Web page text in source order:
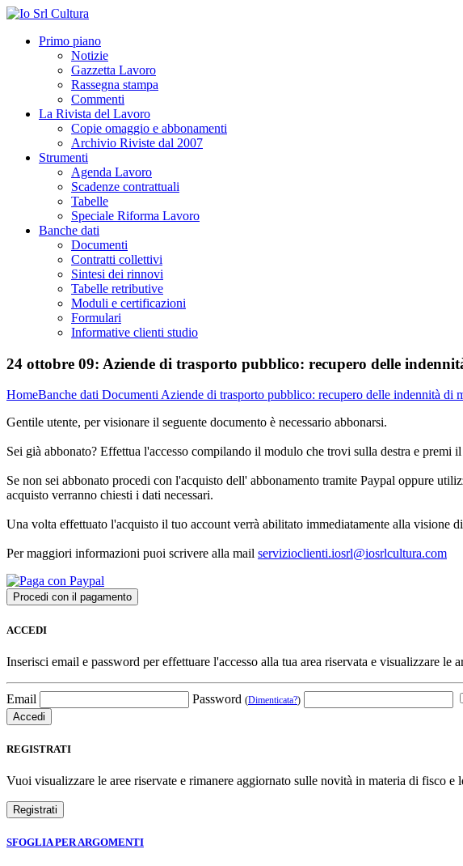
Primo piano
Notizie
Gazzetta Lavoro
Rassegna stampa
Commenti
La Rivista del Lavoro
Copie omaggio e abbonamenti
Archivio Riviste dal 2007
Strumenti
Agenda Lavoro
Scadenze contrattuali
Tabelle
Speciale Riforma Lavoro
Banche dati
Documenti
Contratti collettivi
Sintesi dei rinnovi
Tabelle retributive
Moduli e certificazioni
Formulari
Informative clienti studio
24 ottobre 09: Aziende di trasporto pubblico: recupero delle
HomeBanche dati DocumentiAziende di trasporto pubblico: recupero delle indennità di
Gentile utente, per visionare il seguente documento è necessario abbonarsi.
Sei già abbonato? Effettua l'accesso compilando il modulo che trovi sulla destra e
Se non sei abbonato procedi con l'acquisto dell' abbonamento tramite Paypal oppure
acquisto verranno chiesti i dati necessari.
Una volta effettuato l'acquisto il tuo account verrà abilitato immediatamente alla visione
Per maggiori informazioni puoi scrivere alla mail servizioclienti.iosrl@iosrlcultura.com
ACCEDI
Inserisci email e password per effettuare l'accesso alla tua area riservata e visualizzare le
Email Password (Dimenticata?)
REGISTRATI
Vuoi visualizzare le aree riservate e rimanere aggiornato sulle novità in materia di fisco
SFOGLIA PER ARGOMENTI